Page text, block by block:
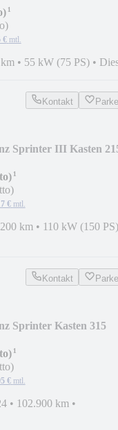
¹
€ mtl.
• 55 kW (75 PS) •
Kontakt
Sprinter III Kasten
¹
€ mtl.
km • 110 kW (150 PS)
Kontakt
Sprinter Kasten 315
¹
€ mtl.
• 102.900 km •